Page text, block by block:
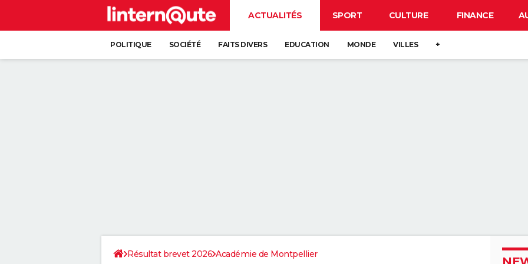
ACTUALITÉS SPORT CULTURE FINANCE
POLITIQUE SOCIÉTÉ FAITS DIVERS EDUCATION MONDE VILLES +
Résultat brevet 2026 Académie de Montpellier